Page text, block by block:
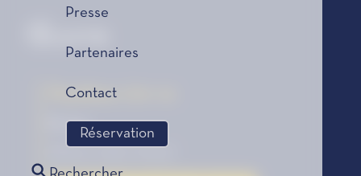
Presse
Partenaires
Contact
Réservation
Feydeau s'en va
Roman